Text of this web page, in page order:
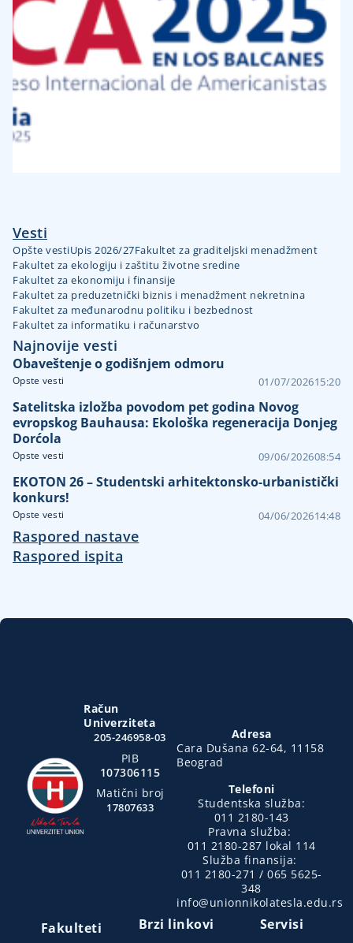
Vesti
Opšte vestiUpis 2026/27Fakultet za graditeljski menadžment
Fakultet za ekologiju i zaštitu životne sredine
Fakultet za ekonomiju i finansije
Fakultet za preduzetnički biznis i menadžment nekretnina
Fakultet za međunarodnu politiku i bezbednost
Fakultet za informatiku i računarstvo
Najnovije vesti
Obaveštenje o godišnjem odmoru
Opste vesti 01/07/202615:20
Satelitska izložba povodom pet godina Novog
evropskog Bauhausa: Ekološka regeneracija Donjeg
Dorćola
Opste vesti 09/06/202608:54
EKOTON 26 – Studentski arhitektonsko-urbanistički
konkurs!
Opste vesti 04/06/202614:48
Raspored nastave
Raspored ispita
Račun
Univerziteta
205-246958-03
PIB
107306115
Matični broj
17807633
Adresa
Cara Dušana 62-64, 11158
Beograd
Telefoni
Studentska služba:
011 2180-143
Pravna služba:
011 2180-287 lokal 114
Služba finansija:
011 2180-271 / 065 5625-
348
info@unionnikolatesla.edu.rs
Fakulteti Brzi linkovi Servisi